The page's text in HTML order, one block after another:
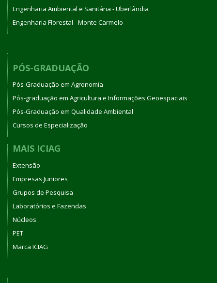
Engenharia Ambiental e Sanitária - Uberlândia
Engenharia Florestal - Monte Carmelo
PÓS-GRADUAÇÃO
Pós-Graduação em Agronomia
Pós-graduação em Agricultura e Informações Geoespaciais
Pós-Graduação em Qualidade Ambiental
Cursos de Especialização
MAIS ICIAG
Extensão
Empresas Juniores
Grupos de Pesquisa
Laboratórios e Fazendas
Núcleos
PET
Marca ICIAG